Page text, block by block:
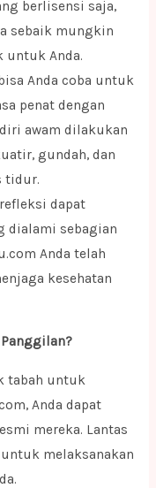
berlisensi saja,
sebaik mungkin
untuk Anda.
Anda coba untuk
penat dengan
awam dilakukan
gundah, dan
tidur.
dapat
dialami sebagian
Anda telah
kesehatan
tabah untuk
Anda dapat
mereka. Lantas
melaksanakan